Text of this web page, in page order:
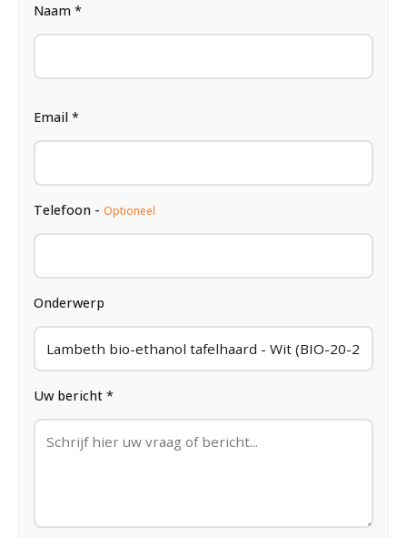
Naam *
Email *
Telefoon - Optioneel
Onderwerp
Uw bericht *